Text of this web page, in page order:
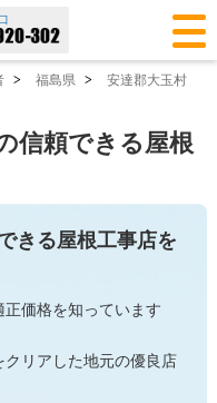
> 福島県 > 安達郡大玉村
信頼できる屋根
きる屋根工事店を
価格を知っています
リアした地元の優良店